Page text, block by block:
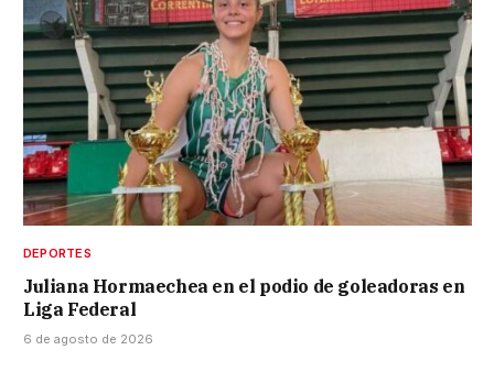
DEPORTES
Juliana Hormaechea en el podio de goleadoras en
Liga Federal
6 de agosto de 2026